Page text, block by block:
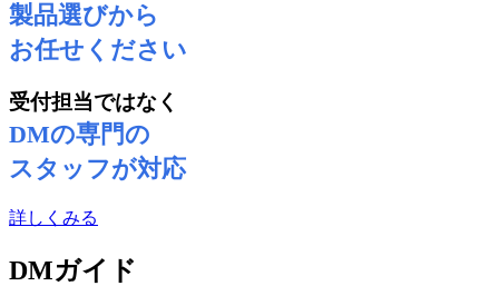
製品選びから
お任せください
受付担当ではなく
DMの専門の
スタッフが対応
詳しくみる
DMガイド